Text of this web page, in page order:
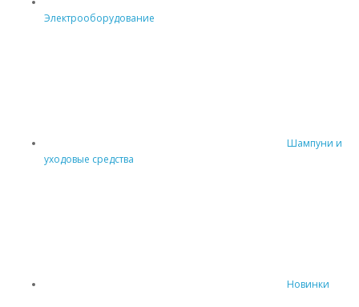
Электрооборудование
Шампуни и
уходовые средства
Новинки